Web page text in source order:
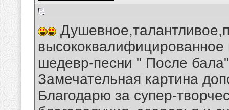
высококвалифицированное
шедевр-песни " После
Замечательная картина
Благодарю за супер-